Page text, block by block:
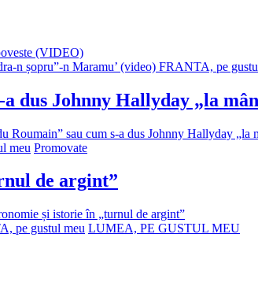
(VIDEO)
FRANTA, pe
dus Johnny Hallyday „la
Roumain” sau cum s-a dus Johnny Hallyday „la
meu Promovate
de argint”
și istorie în „turnul de argint”
pe gustul meu LUMEA, PE GUSTUL MEU